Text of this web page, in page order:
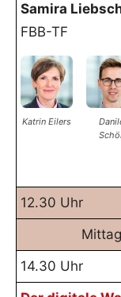
Samira
FBB-TF
Katrin Eilers
12.30 Uhr
14.30 Uhr